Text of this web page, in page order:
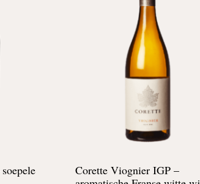
soepele
Corette Viognier IGP –